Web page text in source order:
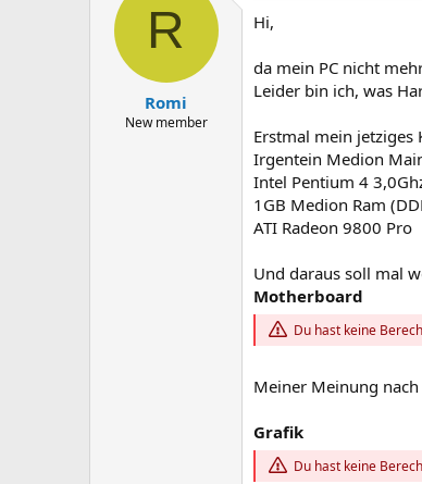
e
l
t
a
m
R
Romi
New member
Hi,
da mein PC nicht
Leider bin ich, was
Erstmal mein jetziges
Irgentein Medion
Intel Pentium 4
1GB Medion Ram
ATI Radeon 9800 Pro
Und daraus soll mal
Motherboard
Du hast keine
Meiner Meinung
Grafik
Du hast keine